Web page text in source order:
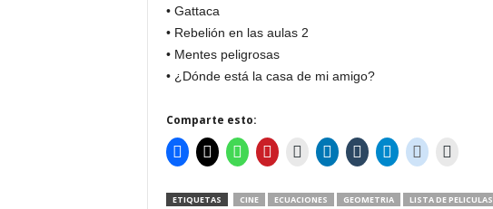
• Gattaca
• Rebelión en las aulas 2
• Mentes peligrosas
• ¿Dónde está la casa de mi amigo?
Comparte esto:
ETIQUETAS CINE ECUACIONES GEOMETRIA LISTA DE PELICULAS